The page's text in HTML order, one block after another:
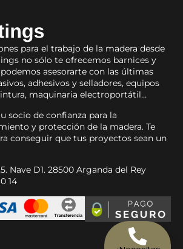
para el trabajo de la madera desde
no sólo te ofrecemos barnices y
asesorarte con las últimas
adhesivos y selladores, equipos
maquinaria electroportátil…
socio de confianza para la
y protección de la madera. Te
conseguir que tus proyectos sean un
Nave D1. 28500 Arganda del Rey
14